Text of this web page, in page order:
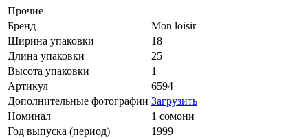
Прочие
Бренд
Mon loisir
Ширина упаковки
18
Длина упаковки
25
Высота упаковки
1
Артикул
6594
Дополнительные фотографии Загрузить
Номинал
1 сомони
Год выпуска (период)
1999